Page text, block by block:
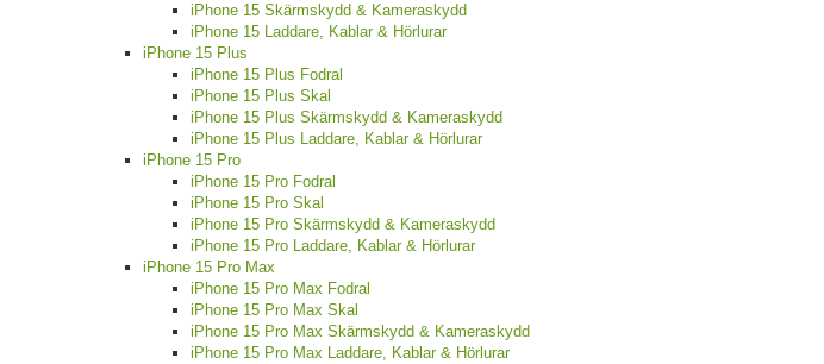
iPhone 15 Skärmskydd & Kameraskydd
iPhone 15 Laddare, Kablar & Hörlurar
iPhone 15 Plus
iPhone 15 Plus Fodral
iPhone 15 Plus Skal
iPhone 15 Plus Skärmskydd & Kameraskydd
iPhone 15 Plus Laddare, Kablar & Hörlurar
iPhone 15 Pro
iPhone 15 Pro Fodral
iPhone 15 Pro Skal
iPhone 15 Pro Skärmskydd & Kameraskydd
iPhone 15 Pro Laddare, Kablar & Hörlurar
iPhone 15 Pro Max
iPhone 15 Pro Max Fodral
iPhone 15 Pro Max Skal
iPhone 15 Pro Max Skärmskydd & Kameraskydd
iPhone 15 Pro Max Laddare, Kablar & Hörlurar